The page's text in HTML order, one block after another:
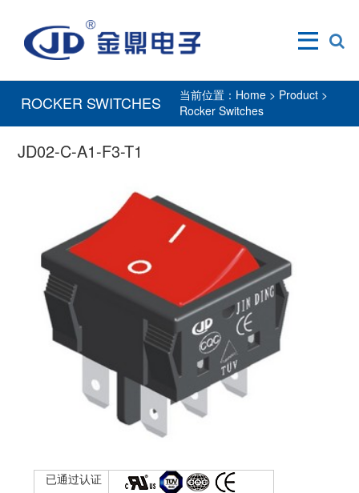
ROCKER SWITCHES 当前位置： Home > Product >
Rocker Switches
JD02-C-A1-F3-T1
已通过认证